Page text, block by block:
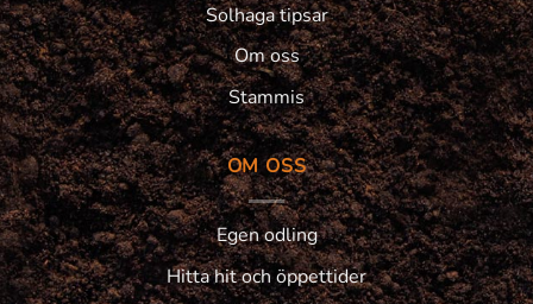
Solhaga tipsar
Om oss
Stammis
OM OSS
Egen odling
Hitta hit och öppettider